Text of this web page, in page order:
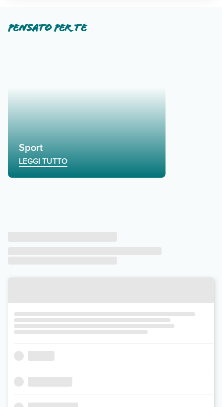
Pensato per te
Sport
LEGGI TUTTO